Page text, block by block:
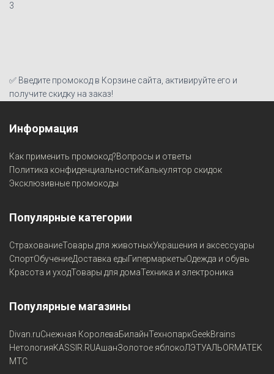
3
✅ Введите промокод в Корзине сайта, активируйте его и
получите скидку на заказ!
Информация
Как применить промокод?Вопросы и ответы
Политика конфиденциальностиКалькулятор скидок
Эксклюзивные промокоды
Популярные категории
СтрахованиеТовары для животныхУкрашения и аксессуары
СпортОбучениеДоставка едыГипермаркетыОдежда и обувь
Красота и уходТовары для домаТехника и электроника
Популярные магазины
Divan.ruСнежная КоролеваБилайнТехнопаркGeekBrains
НетологияKASSIR.RUАшанЗолотое яблокоЛЭТУАЛЬORMATEK
МТС